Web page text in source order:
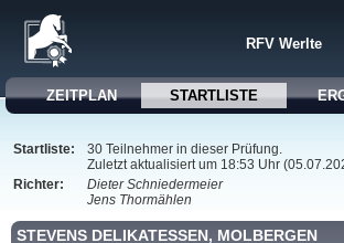
RFV Werlte
ZEITPLAN STARTLISTE
Startliste:
30 Teilnehmer in dieser Prüfung.
Zuletzt aktualisiert um 18:53 Uhr
Richter:
Dieter Schniedermeier
Jens Thormählen
STEVENS DELIKATESSEN, MOLBERGEN